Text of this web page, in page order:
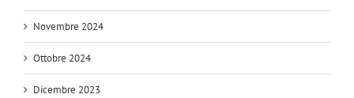
Novembre 2024
Ottobre 2024
Dicembre 2023